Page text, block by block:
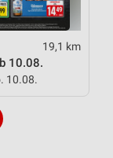
19,1 km
10.08.
10.08.